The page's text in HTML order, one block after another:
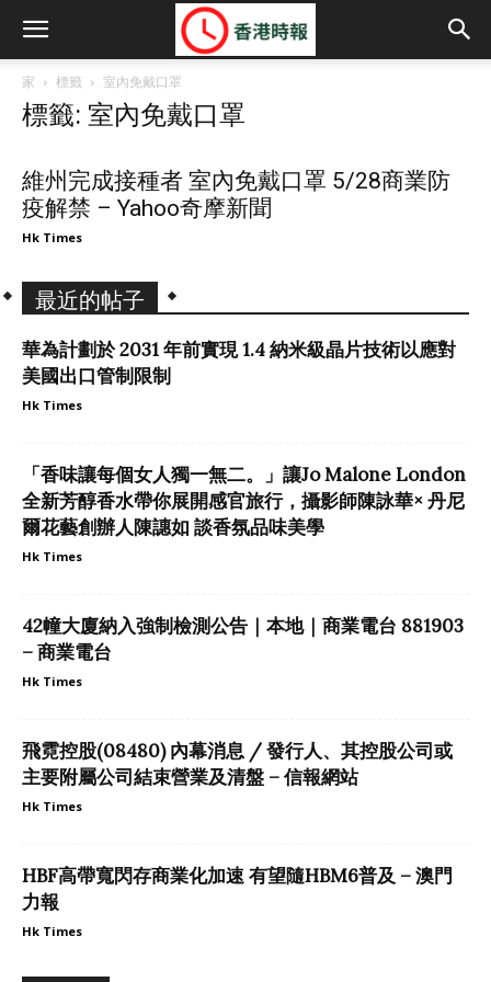
家 標籤 室內免戴口罩
標籤: 室內免戴口罩
維州完成接種者 室內免戴口罩 5/28商業防
疫解禁 – Yahoo奇摩新聞
Hk Times
最近的帖子
華為計劃於 2031 年前實現 1.4 納米級晶片技術以應對
美國出口管制限制
Hk Times
「香味讓每個女人獨一無二。」讓Jo Malone London
全新芳醇香水帶你展開感官旅行，攝影師陳詠華× 丹尼
爾花藝創辦人陳譓如 談香氛品味美學
Hk Times
42幢大廈納入強制檢測公告｜本地｜商業電台 881903
– 商業電台
Hk Times
飛霓控股(08480) 內幕消息 / 發行人、其控股公司或
主要附屬公司結束營業及清盤 – 信報網站
Hk Times
HBF高帶寬閃存商業化加速 有望隨HBM6普及 – 澳門
力報
Hk Times